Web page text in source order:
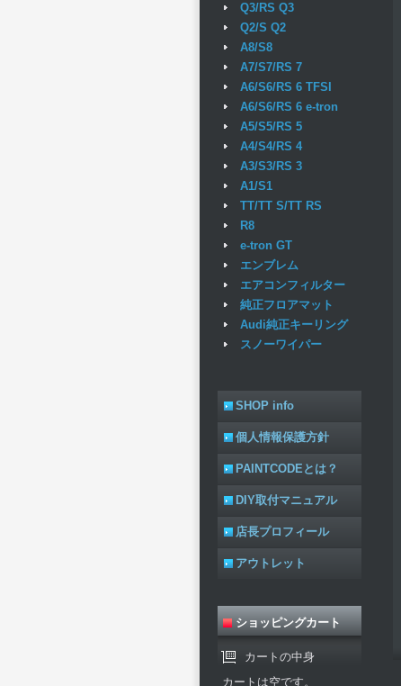
Q3/RS Q3
Q2/S Q2
A8/S8
A7/S7/RS 7
A6/S6/RS 6 TFSI
A6/S6/RS 6 e-tron
A5/S5/RS 5
A4/S4/RS 4
A3/S3/RS 3
A1/S1
TT/TT S/TT RS
R8
e-tron GT
エンブレム
エアコンフィルター
純正フロアマット
Audi純正キーリング
スノーワイパー
SHOP info
個人情報保護方針
PAINTCODEとは？
DIY取付マニュアル
店長プロフィール
アウトレット
ショッピングカート
カートの中身
カートは空です。